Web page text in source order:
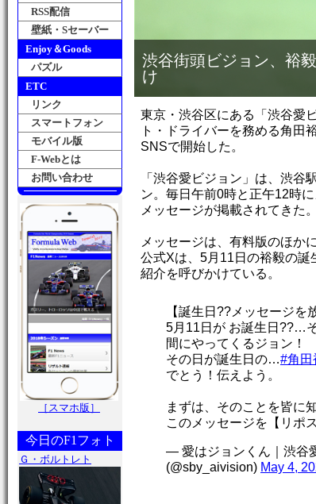
RSS配信
壁紙・Sセーバー
Enjoy＆Goods
パズル
ETC
リンク
スマートフォン
モバイル版
F-Webとは
お問い合わせ
［スマホ版］
今日のF1フォト
Ｇ・ボルトレト
渋谷街頭ビジョン、裕
け
東京・渋谷区にある「渋谷愛
ト・ドライバーを務める角田
SNSで開始した。
「渋谷愛ビジョン」は、渋谷
ン。毎日午前0時と正午12時
メッセージが掲載されてきた。
メッセージは、有料版のほか
公式Xは、5月11日の裕毅の誕
紹介を呼びかけている。
【誕生日??メッセージを
5月11日が お誕生日??…
間にやってくるジョン！
その日が誕生日の…#角田
でとう！伝えよう。
まずは、そのことを皆に
このメッセージを【リポ
— 愛はジョンくん｜渋谷
(@sby_aivision) May 4,